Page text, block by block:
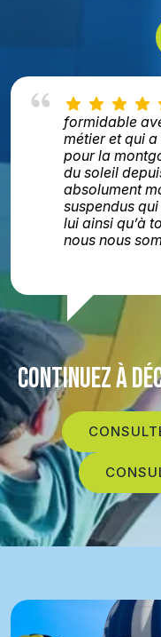
formidable
métier et qui
pour la
du soleil
absolument
suspendus
lui ainsi qu’à
nous nous
CONTINUEZ À